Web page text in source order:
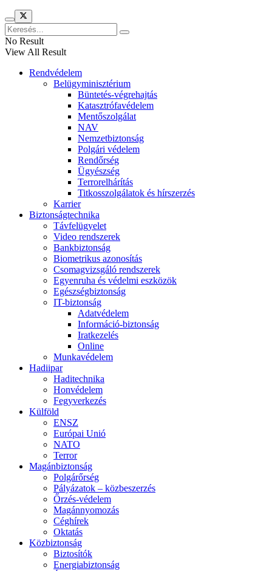
No Result
View All Result
Rendvédelem
Belügyminisztérium
Büntetés-végrehajtás
Katasztrófavédelem
Mentőszolgálat
NAV
Nemzetbiztonság
Polgári védelem
Rendőrség
Ügyészség
Terrorelhárítás
Titkosszolgálatok és hírszerzés
Karrier
Biztonságtechnika
Távfelügyelet
Video rendszerek
Bankbiztonság
Biometrikus azonosítás
Csomagvizsgáló rendszerek
Egyenruha és védelmi eszközök
Egészségbiztonság
IT-biztonság
Adatvédelem
Információ-biztonság
Iratkezelés
Online
Munkavédelem
Hadiipar
Haditechnika
Honvédelem
Fegyverkezés
Külföld
ENSZ
Európai Unió
NATO
Terror
Magánbiztonság
Polgárőrség
Pályázatok – közbeszerzés
Őrzés-védelem
Magánnyomozás
Céghírek
Oktatás
Közbiztonság
Biztosítók
Energiabiztonság